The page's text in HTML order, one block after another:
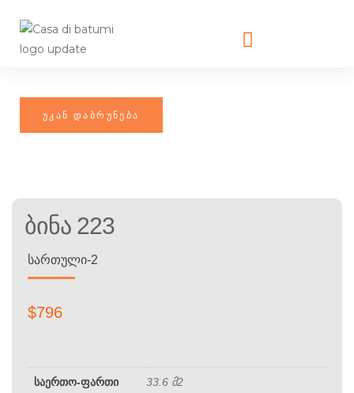
Ბინა 223
ᲡᲐᲠᲗᲣᲚᲘ-2
$796
საერთო-ფართი 33.6 მ2